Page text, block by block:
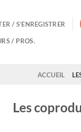
/ S’ENREGISTRER
/ PROS.
ACCUEIL
Les